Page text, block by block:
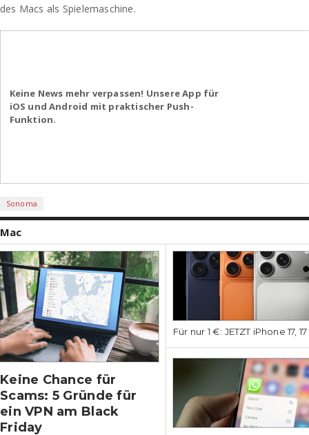
des Macs als Spielemaschine.
Keine News mehr verpassen! Unsere App für
iOS und Android mit praktischer Push-
Funktion.
Sonoma
Mac
Keine Chance für
Scams: 5 Gründe für
ein VPN am Black
Friday
Für nur 1 €: JETZT iPhone 17,